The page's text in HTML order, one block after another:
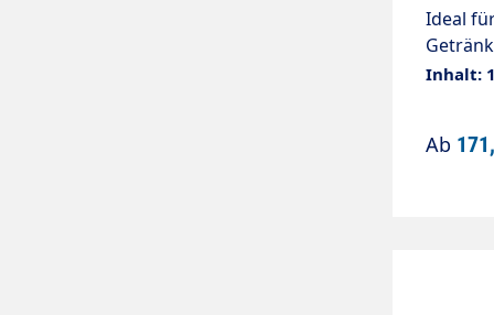
Ideal
Inhalt:
Ab